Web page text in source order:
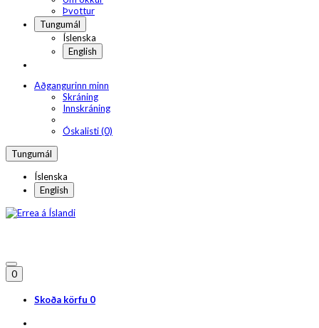
Þvottur
Tungumál
Íslenska
English
Aðgangurinn minn
Skráning
Innskráning
Óskalisti (0)
Tungumál
Íslenska
English
0
Skoða körfu 0